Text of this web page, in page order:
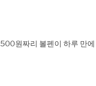
원짜리 볼펜이 하루 만에